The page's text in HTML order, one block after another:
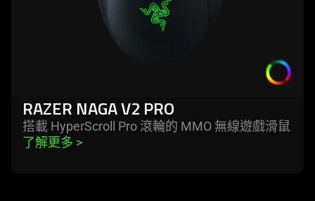
RAZER NAGA V2 PRO
搭載 HyperScroll Pro 滾輪的 MMO 無線遊戲滑鼠
了解更多 >